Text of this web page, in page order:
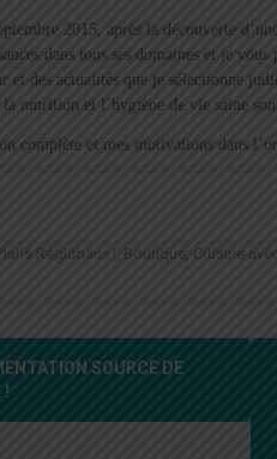
2015, après la découverte
dans tous ses domaines et je
et des actualités que je sélectionne
nutrition et l’hygiène de vie saine
complète et mes motivations dans
Régionaux ! Boutique, Crusine
SOURCE DE
!